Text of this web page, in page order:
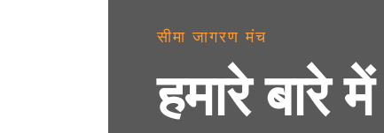
सीमा जागरण मंच
हमारे बारे में